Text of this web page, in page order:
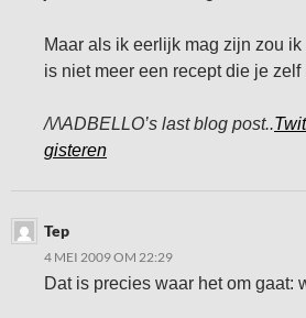
Maar als ik eerlijk mag zijn zou
is niet meer een recept die je
/\/\ADBELLO’s last blog post..
gisteren
Tep
4 MEI 2009 OM 22:29
Dat is precies waar het om gaat: